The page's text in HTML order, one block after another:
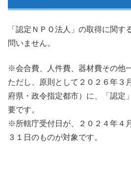
「認定ＮＰＯ法人」の取得に関す
問いません。
※会合費、人件費、器材費その他
ただし、原則として２０２６年３
府県・政令指定都市）に、「認定
要です。
※所轄庁受付日が、２０２４年４
３１日のものが対象です。